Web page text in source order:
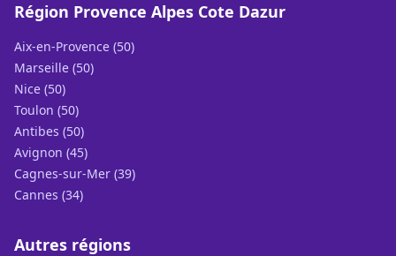
Région Provence Alpes Cote Dazur
Aix-en-Provence (50)
Marseille (50)
Nice (50)
Toulon (50)
Antibes (50)
Avignon (45)
Cagnes-sur-Mer (39)
Cannes (34)
Autres régions